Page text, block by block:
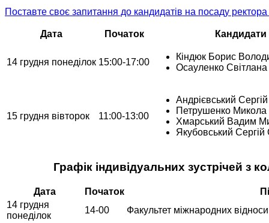
Поставте своє запитання до кандидатів на посаду
Дата Початок Кандидати
14 грудня понеділок 15:00-17:00
Кіндюк Борис
Осауленко Світлана
15 грудня вівторок 11:00-13:00
Андрієвський
Петрушенко
Хмарський Вадим
Якубовський Сергій
Графік індивідуальних зустрічей з
Дата Початок
14 грудня
понеділок
14-00
Факультет міжнародних